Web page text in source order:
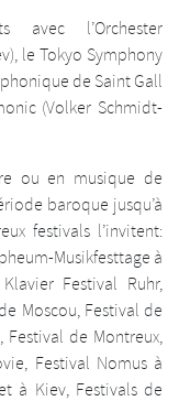
avec l’Orchester
le Tokyo Symphony
de Saint Gall
(Volker Schmidt-
ou en musique de
baroque jusqu’à
festivals l’invitent:
Musikfesttage à
Festival Ruhr,
Moscou, Festival de
Festival de Montreux,
Festival Nomus à
à Kiev, Festivals de